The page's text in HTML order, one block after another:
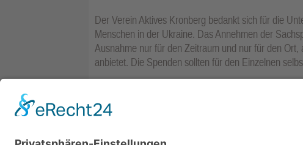
Der Verein Aktives Kronberg bedankt sich für die
Menschen in der Ukraine. Das Annehmen der
Ausnahme nur für den Zeitraum und nur für den
anbietet. Die Spenden sollten für den Einzelnen
Weitere Infos gibt es im Internet unter
können per E-Mail an